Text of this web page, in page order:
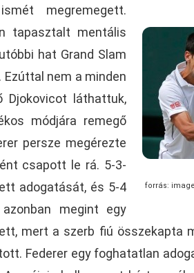
forrás:
megremegett.
tapasztalt mentális
hat Grand Slam
nem a minden
Djokovicot láthattuk,
módjára remegő
persze megérezte
csapott le rá. 5-3-
adogatását, és 5-4
megint egy
mert a szerb fiú összekapta
Federer egy foghatatlan